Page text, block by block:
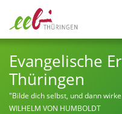
Evangelische
Thüringen
"Bilde dich selbst, und dann
WILHELM VON HUMBOLDT